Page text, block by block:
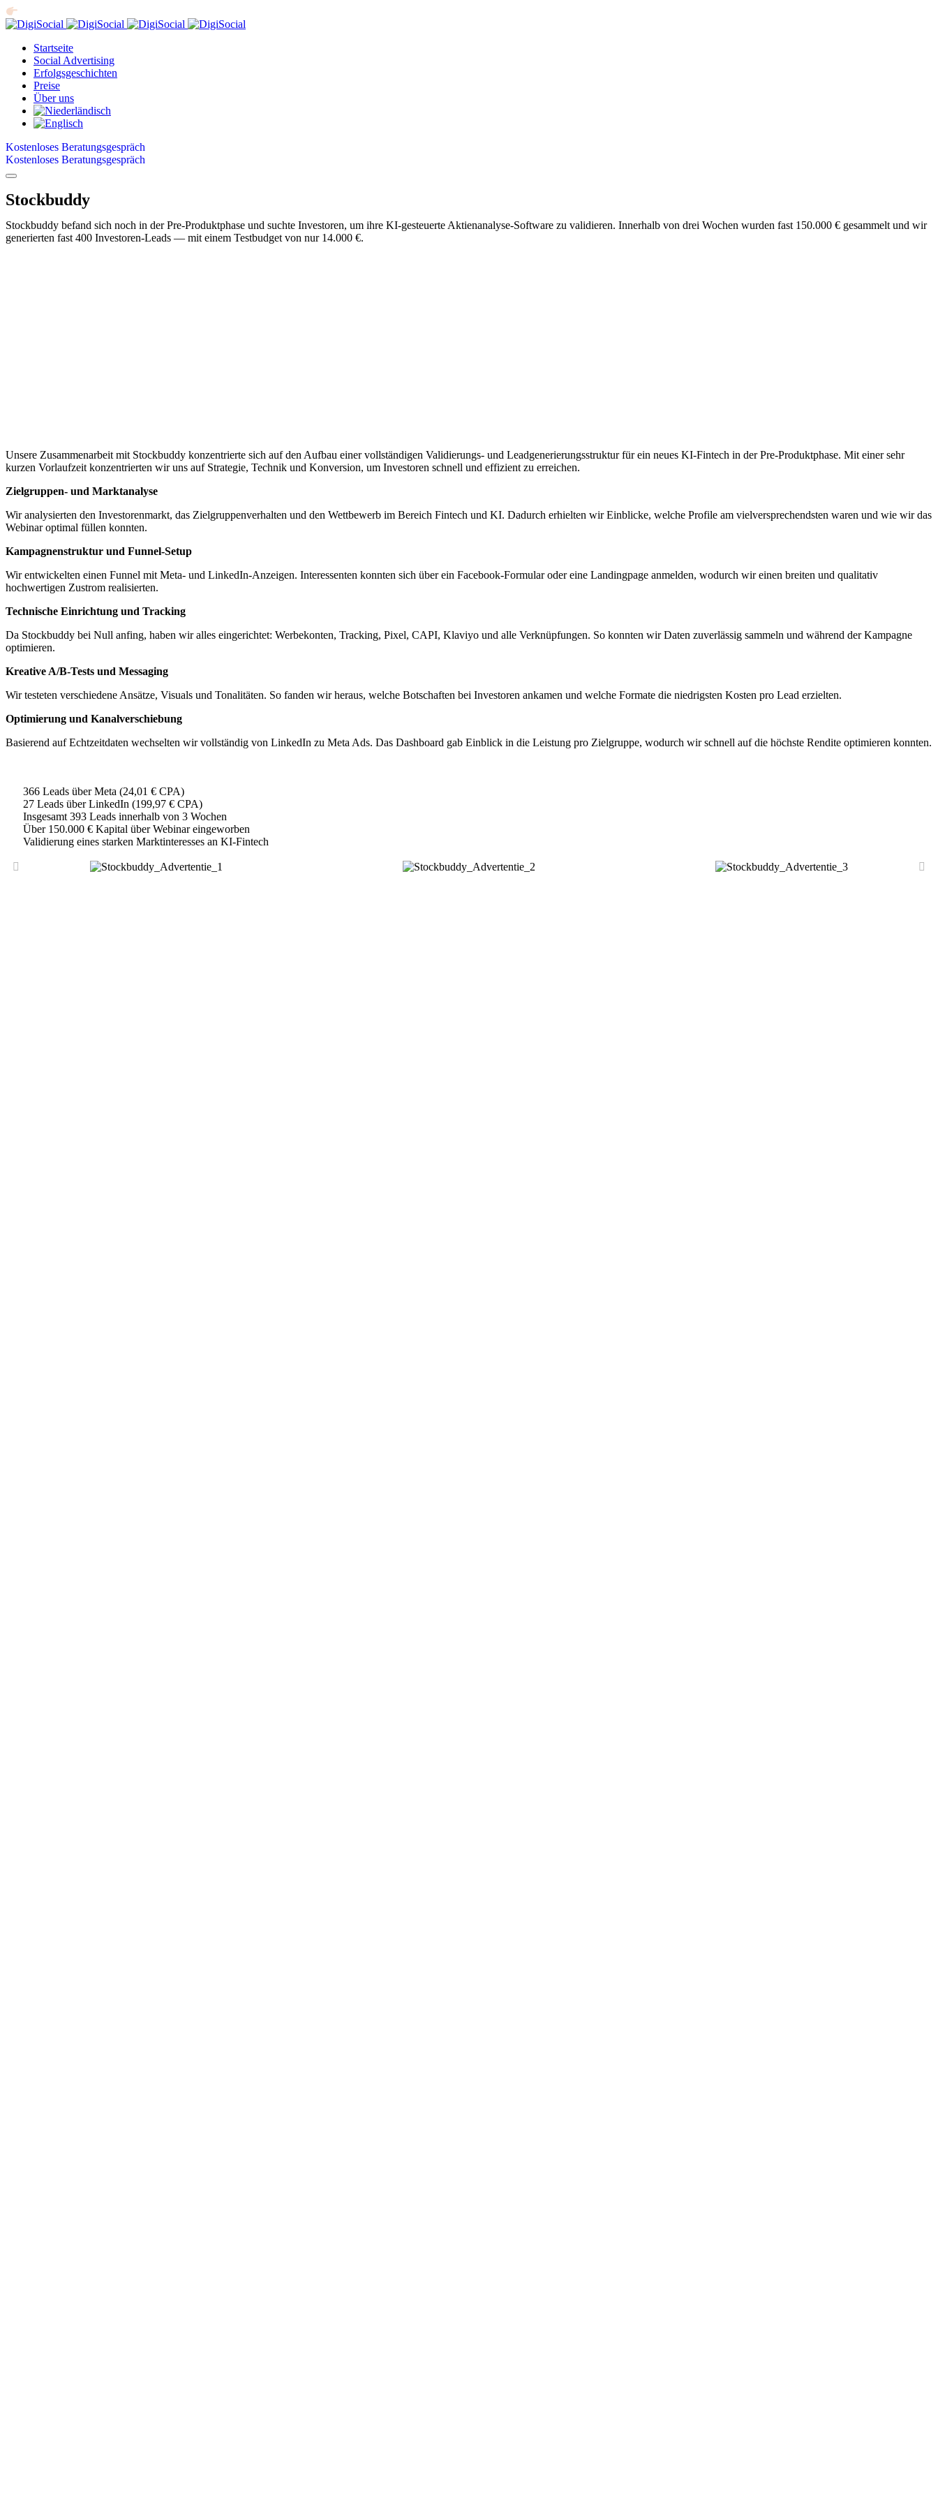
Startseite
Social Advertising
Erfolgsgeschichten
Preise
Über uns
Kostenloses Beratungsgespräch
Kostenloses Beratungsgespräch
Stockbuddy
Stockbuddy befand sich noch in der Pre-Produktphase und suchte Investoren, um ihre KI-gesteuerte Aktienanalyse-Software zu validieren. Innerhalb von drei Wochen wurden fast 150.000 € gesammelt und wir
generierten fast 400 Investoren-Leads — mit einem Testbudget von nur 14.000 €.
Unsere Zusammenarbeit mit Stockbuddy konzentrierte sich auf den Aufbau einer vollständigen Validierungs- und Leadgenerierungsstruktur für ein neues KI-Fintech in der Pre-Produktphase. Mit einer sehr
kurzen Vorlaufzeit konzentrierten wir uns auf Strategie, Technik und Konversion, um Investoren schnell und effizient zu erreichen.
Zielgruppen- und Marktanalyse
Wir analysierten den Investorenmarkt, das Zielgruppenverhalten und den Wettbewerb im Bereich Fintech und KI. Dadurch erhielten wir Einblicke, welche Profile am vielversprechendsten waren und wie wir das
Webinar optimal füllen konnten.
Kampagnenstruktur und Funnel-Setup
Wir entwickelten einen Funnel mit Meta- und LinkedIn-Anzeigen. Interessenten konnten sich über ein Facebook-Formular oder eine Landingpage anmelden, wodurch wir einen breiten und qualitativ
hochwertigen Zustrom realisierten.
Technische Einrichtung und Tracking
Da Stockbuddy bei Null anfing, haben wir alles eingerichtet: Werbekonten, Tracking, Pixel, CAPI, Klaviyo und alle Verknüpfungen. So konnten wir Daten zuverlässig sammeln und während der Kampagne
optimieren.
Kreative A/B-Tests und Messaging
Wir testeten verschiedene Ansätze, Visuals und Tonalitäten. So fanden wir heraus, welche Botschaften bei Investoren ankamen und welche Formate die niedrigsten Kosten pro Lead erzielten.
Optimierung und Kanalverschiebung
Basierend auf Echtzeitdaten wechselten wir vollständig von LinkedIn zu Meta Ads. Das Dashboard gab Einblick in die Leistung pro Zielgruppe, wodurch wir schnell auf die höchste Rendite optimieren konnten.
366 Leads über Meta (24,01 € CPA)
27 Leads über LinkedIn (199,97 € CPA)
Insgesamt 393 Leads innerhalb von 3 Wochen
Über 150.000 € Kapital über Webinar eingeworben
Validierung eines starken Marktinteresses an KI-Fintech